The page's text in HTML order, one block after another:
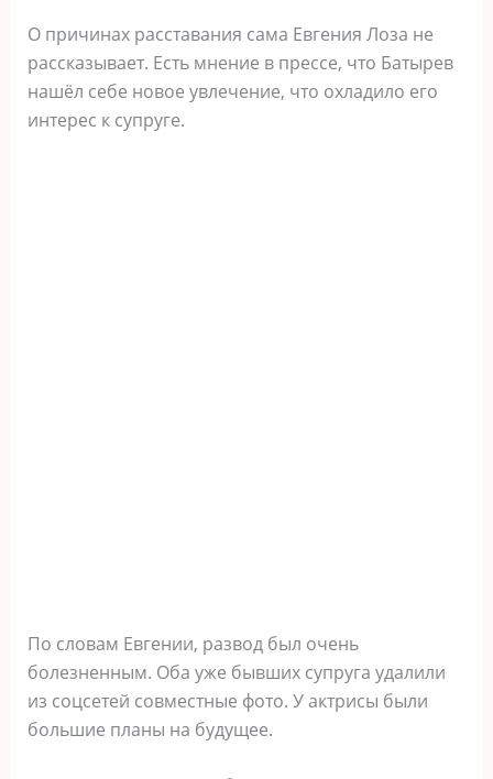
О причинах расставания сама Евгения Лоза не
рассказывает. Есть мнение в прессе, что Батырев
нашёл себе новое увлечение, что охладило его
интерес к супруге.
По словам Евгении, развод был очень
болезненным. Оба уже бывших супруга удалили
из соцсетей совместные фото. У актрисы были
большие планы на будущее.